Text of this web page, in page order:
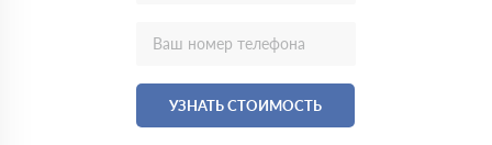
УЗНАТЬ СТОИМОСТЬ